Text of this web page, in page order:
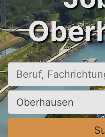
Beruf, Fachrichtung, Firma
Ort, Stadt